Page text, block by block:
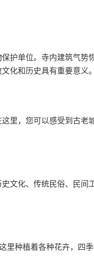
护单位。寺内建筑气势
化和历史具有重要意义。
里，您可以感受到古老
文化、传统民俗、民间
里种植着各种花卉，四